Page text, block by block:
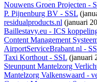
Nouwens Groen Projecten -
P. Pijnenburg BV - SSL
residualproducts.nl (januari
Baillestavy.eu - ICS
Content Management
AirportServiceBrabant.nl -
Taxi Korthout - SSL (januari
Steunpunt Mantelzorg
Mantelzorg Valkenswaard -